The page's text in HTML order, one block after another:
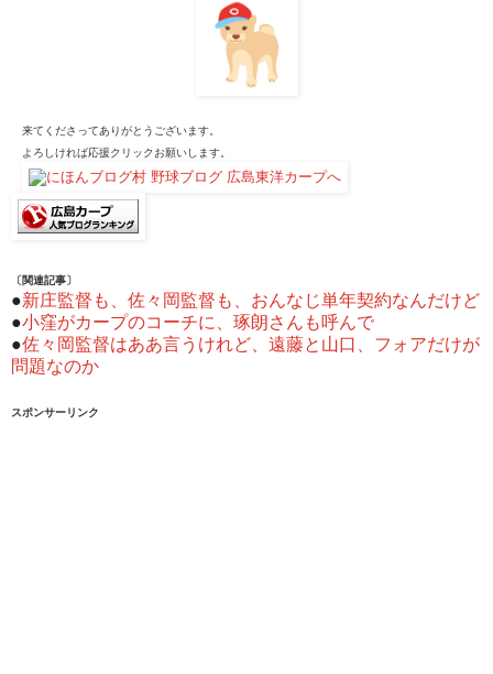
来てくださってありがとうございます。
よろしければ応援クリックお願いします。
〔関連記事〕
●新庄監督も、佐々岡監督も、おんなじ単年契約なんだけど
●小窪がカープのコーチに、琢朗さんも呼んで
●佐々岡監督はああ言うけれど、遠藤と山口、フォアだけが
問題なのか
スポンサーリンク